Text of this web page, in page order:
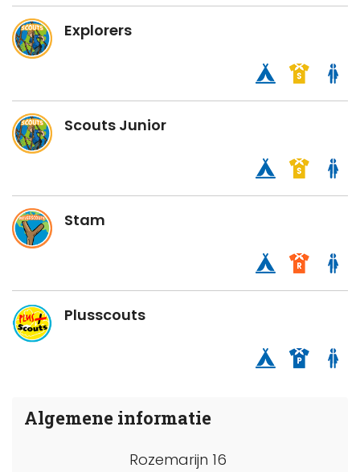
Explorers
Scouts Junior
Stam
Plusscouts
Algemene informatie
Rozemarijn 16